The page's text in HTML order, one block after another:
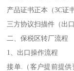
产品证书正本（3C证
三方协议扫描件（出
二、保税区转厂流程
1、出口操作流程
接单.（客户提前提